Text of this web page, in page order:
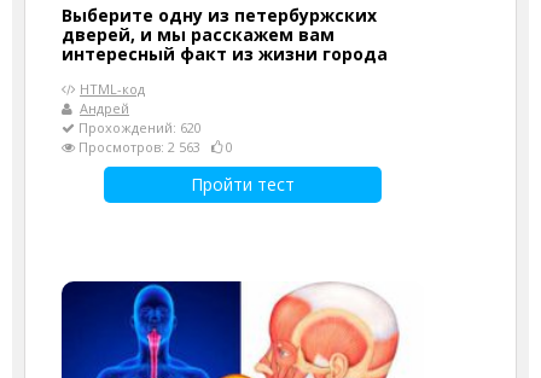
Выберите одну из петербуржских
дверей, и мы расскажем вам
интересный факт из жизни города
HTML-код
Андрей
Прохождений: 620
Просмотров: 2 563
0
Пройти тест